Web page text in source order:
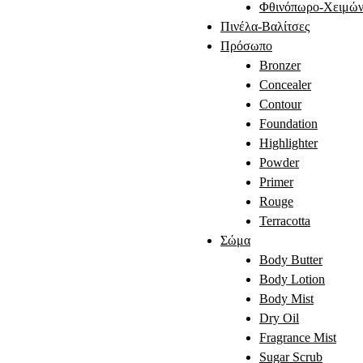
Φθινόπωρο-
Πινέλα-Βαλίτσες
Πρόσωπο
Bronzer
Concealer
Contour
Foundation
Highlighter
Powder
Primer
Rouge
Terracotta
Σώμα
Body Butter
Body Lotion
Body Mist
Dry Oil
Fragrance Mist
Sugar Scrub